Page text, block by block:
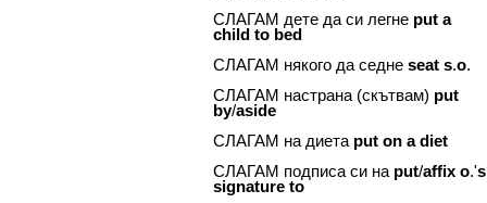
СЛАГАМ дете да си легне put a
child to bed
СЛАГАМ някого да седнеseat s.o.
СЛАГАМ настрана (скътвам) put
by/aside
СЛАГАМ на диета put on a diet
СЛАГАМ подписа си на put/affix o.'s
signature to